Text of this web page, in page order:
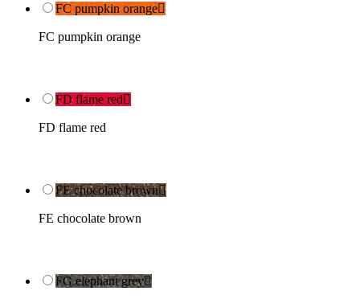
FC pumpkin orange
FC pumpkin orange
FD flame red
FD flame red
FE chocolate brown
FE chocolate brown
FG elephant grey